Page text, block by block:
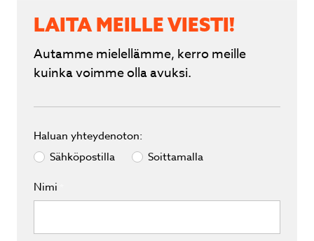
LAITA MEILLE VIESTI!
Autamme mielellämme, kerro meille
kuinka voimme olla avuksi.
Haluan yhteydenoton:
Sähköpostilla
Soittamalla
Nimi